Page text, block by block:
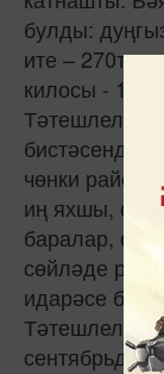
булды:
ите –
килосы - 10
Тәтешлеләр
бистәсендә”
чөнки район
иң яхшы,
баралар,
сөйләде
идарәсе
сентябрьдә